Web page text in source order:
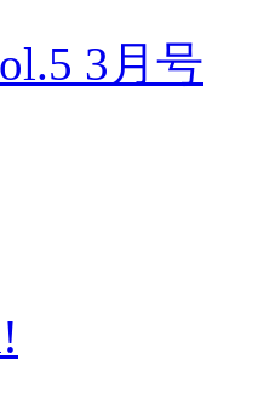
3月号